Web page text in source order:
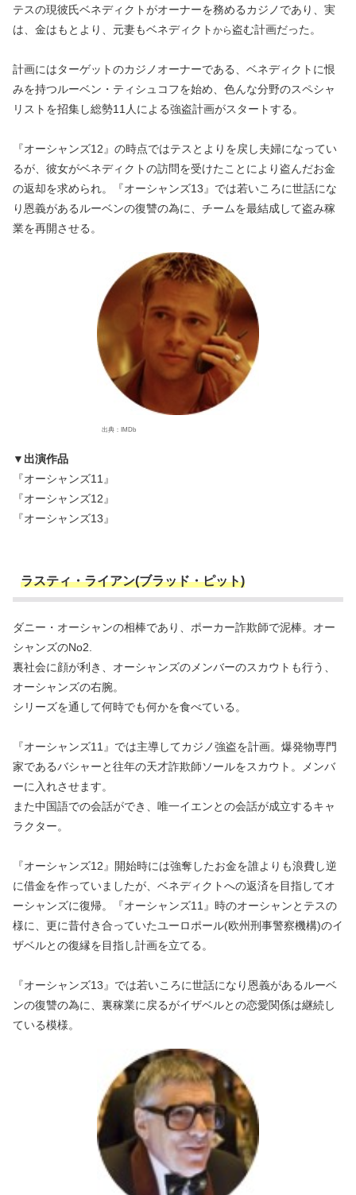
テスの現彼氏ベネディクトがオーナーを務めるカジノであり、実
は、金はもとより、元妻もベネディクト から 盗む計画だった。
計画にはターゲットのカジノオーナーである、ベネディクトに恨
みを持つルーベン・ティシュコフを始め、色んな分野のスペシャ
リストを招集し総勢11人による強盗計画がスタートする。
『オーシャンズ12』の時点ではテスとよりを戻し夫婦になってい
るが、彼女がベネディクトの訪問を受けたことにより盗んだお金
の返却を求められ。『オーシャンズ13』では若いころに世話にな
り恩義があるルーベンの復讐の為に、チームを最結成して盗み稼
業を再開させる。
出典：IMDb
▼出演作品
『オーシャンズ11』
『オーシャンズ12』
『オーシャンズ13』
ラスティ・ライアン(ブラッド・ピット)
ダニー・オーシャンの相棒であり、ポーカー詐欺師で泥棒。オー
シャンズのNo2.
裏社会に顔が利き、オーシャンズのメンバーのスカウトも行う、
オーシャンズの右腕。
シリーズを通して何時でも何かを食べている。
『オーシャンズ11』では主導してカジノ強盗を計画。爆発物専門
家であるバシャーと往年の天才詐欺師ソールをスカウト。メンバ
ーに入れさせます。
また中国語での会話ができ、唯一イエンとの会話が成立するキャ
ラクター。
『オーシャンズ12』開始時には強奪したお金を誰よりも浪費し逆
に借金を作っていましたが、ベネディクトへの返済を目指してオ
ーシャンズに復帰。『オーシャンズ11』時のオーシャンとテスの
様に、更に昔付き合っていたユーロポール(欧州刑事警察機構)のイ
ザベルとの復縁を目指し計画を立てる。
『オーシャンズ13』では若いころに世話になり恩義があるルーベ
ンの復讐の為に、裏稼業に戻るがイザベルとの恋愛関係は継続し
ている模様。